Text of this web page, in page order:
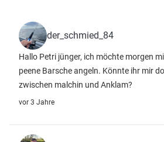
der_schmied_84
Hallo Petri jünger, ich möchte morgen
peene Barsche angeln. Könnte ihr mir
zwischen malchin und Anklam?
vor 3 Jahre